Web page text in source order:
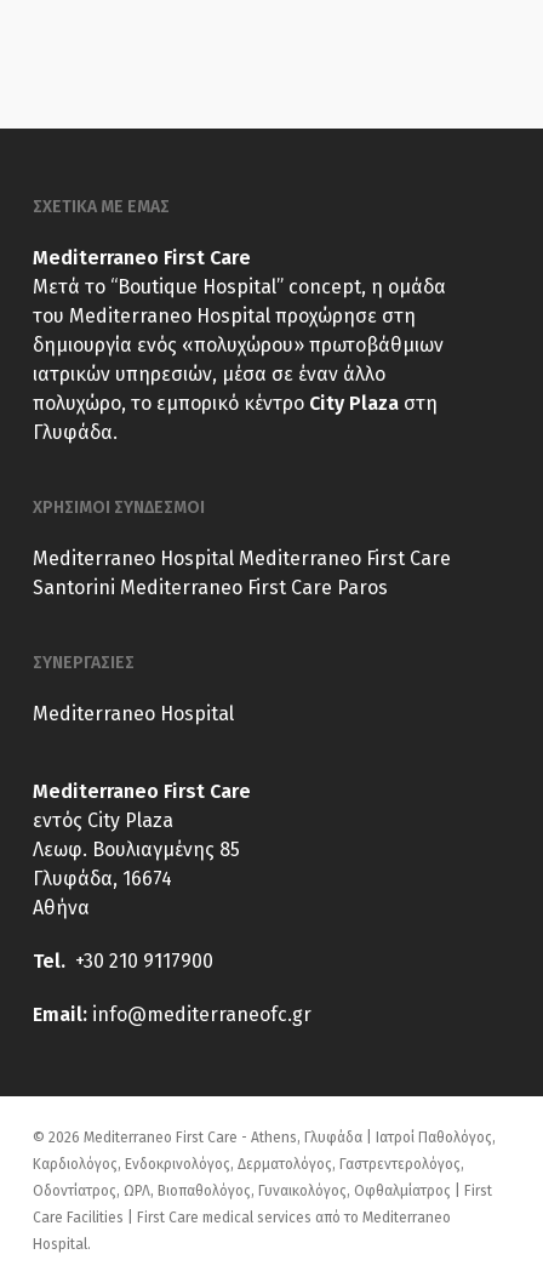
ΣΧΕΤΙΚΑ ΜΕ ΕΜΑΣ
Mediterraneo First Care
Μετά το “Boutique Hospital” concept, η ομάδα
του Mediterraneo Hospital προχώρησε στη
δημιουργία ενός «πολυχώρου» πρωτοβάθμιων
ιατρικών υπηρεσιών, μέσα σε έναν άλλο
πολυχώρο, το εμπορικό κέντρο City Plazaστη
Γλυφάδα.
ΧΡΗΣΙΜΟΙ ΣΥΝΔΕΣΜΟΙ
Mediterraneo Hospital Mediterraneo First Care
Santorini Mediterraneo First Care Paros
ΣΥΝΕΡΓΑΣΙΕΣ
Mediterraneo Hospital
Mediterraneo First Care
εντός City Plaza
Λεωφ. Βουλιαγμένης 85
Γλυφάδα, 16674
Αθήνα
Tel. +30 210 9117900
Email: info@mediterraneofc.gr
© 2026 Mediterraneo First Care - Athens, Γλυφάδα | Ιατροί Παθολόγος,
Καρδιολόγος, Ενδοκρινολόγος, Δερματολόγος, Γαστρεντερολόγος,
Οδοντίατρος, ΩΡΛ, Βιοπαθολόγος, Γυναικολόγος, Οφθαλμίατρος | First
Care Facilities | First Care medical services από το Mediterraneo
Hospital.